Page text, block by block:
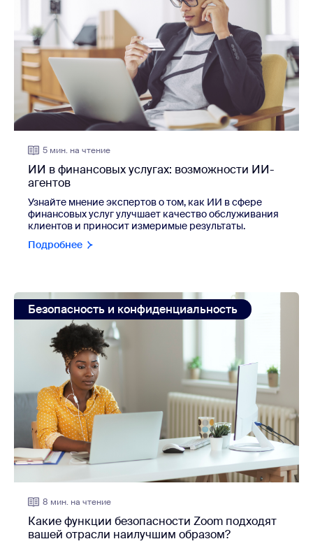
5 мин. на чтение
ИИ в финансовых услугах: возможности ИИ-
агентов
Узнайте мнение экспертов о том, как ИИ в сфере
финансовых услуг улучшает качество обслуживания
клиентов и приносит измеримые результаты.
Подробнее
view: Какие функции безопасности Zoom подходят
Безопасность и конфиденциальность
8 мин. на чтение
Какие функции безопасности Zoom подходят
вашей отрасли наилучшим образом?